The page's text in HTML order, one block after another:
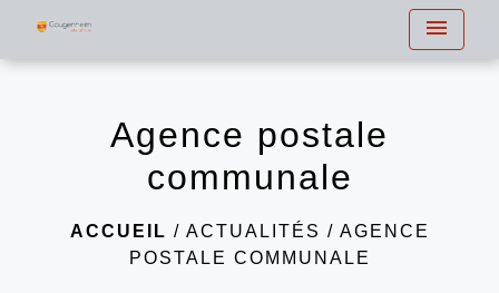
menu
Agence postale
communale
ACCUEIL / ACTUALITÉS / AGENCE
POSTALE COMMUNALE